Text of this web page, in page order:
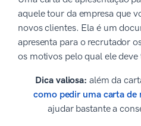
aquele tour da empresa que
novos clientes. Ela é um
apresenta para o recrutador
os motivos pelo qual ele deve
Dica valiosa: além da
como pedir uma carta de
ajudar bastante a